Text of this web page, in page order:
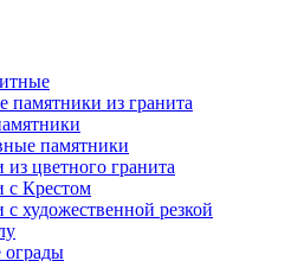
памятники из гранита
памятники
цветного гранита
с Крестом
художественной резкой
ограды